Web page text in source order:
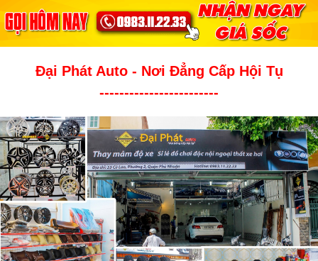
Đại Phát Auto - Nơi Đẳng Cấp Hội Tụ
------------------------